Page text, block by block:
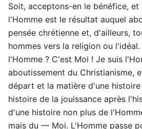
Soit, acceptons-en le bénéfice,
l'Homme est le résultat auquel
pensée chrétienne et, d'ailleurs,
hommes vers la religion ou
l'Homme ? C'est Moi ! Je suis
aboutissement du Christianisme,
départ et la matière d'une
histoire de la jouissance après
d'une histoire non plus de
mais du — Moi. L'Homme passe